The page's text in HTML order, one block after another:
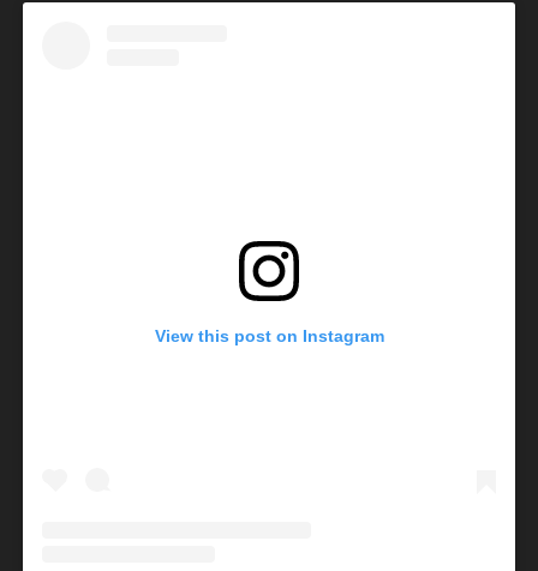
View this post on Insta­gram